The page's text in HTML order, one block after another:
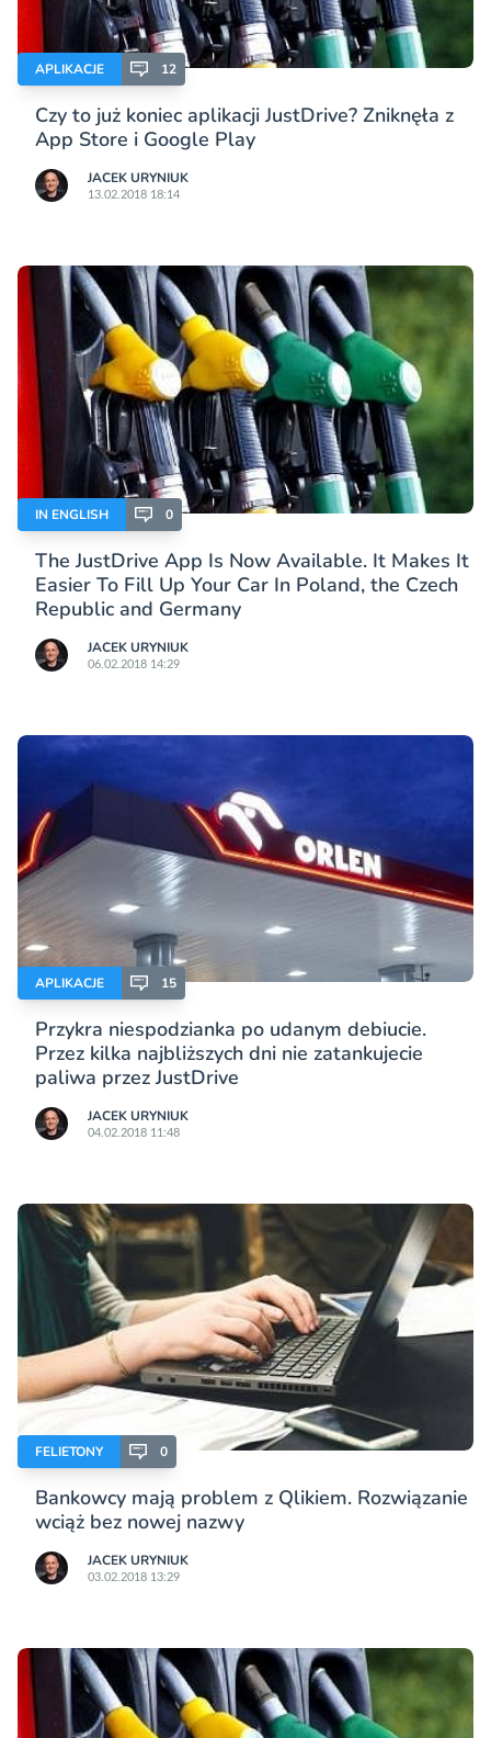
APLIKACJE 12
Czy to już koniec aplikacji JustDrive? Zniknęła z
App Store i Google Play
JACEK URYNIUK
13.02.2018 18:14
IN ENGLISH 0
The JustDrive App Is Now Available. It Makes It
Easier To Fill Up Your Car In Poland, the Czech
Republic and Germany
JACEK URYNIUK
06.02.2018 14:29
APLIKACJE 15
Przykra niespodzianka po udanym debiucie.
Przez kilka najbliższych dni nie zatankujecie
paliwa przez JustDrive
JACEK URYNIUK
04.02.2018 11:48
FELIETONY 0
Bankowcy mają problem z Qlikiem. Rozwiązanie
wciąż bez nowej nazwy
JACEK URYNIUK
03.02.2018 13:29